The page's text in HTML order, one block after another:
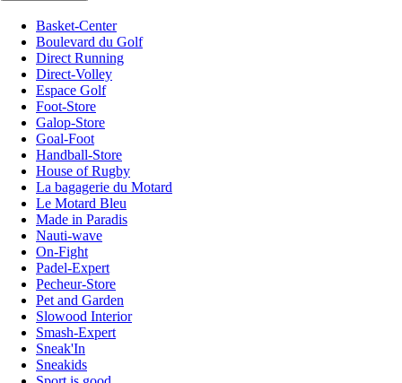
Basket-Center
Boulevard du Golf
Direct Running
Direct-Volley
Espace Golf
Foot-Store
Galop-Store
Goal-Foot
Handball-Store
House of Rugby
La bagagerie du Motard
Le Motard Bleu
Made in Paradis
Nauti-wave
On-Fight
Padel-Expert
Pecheur-Store
Pet and Garden
Slowood Interior
Smash-Expert
Sneak'In
Sneakids